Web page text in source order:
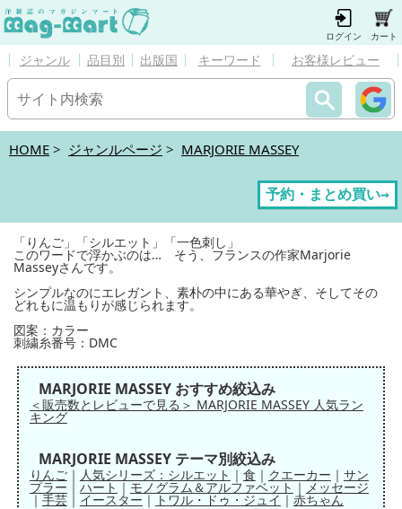
ログイン カート
ジャンル 品目別 出版国 キーワード お客様レビュー
HOME > ジャンルページ > MARJORIE MASSEY
予約・まとめ買い→
「りんご」「シルエット」「一色刺し」
このワードで浮かぶのは… そう、フランスの作家Marjorie
Masseyさんです。
シンプルなのにエレガント、素朴の中にある華やぎ、そしてその
どれもに温もりが感じられます。
図案：カラー
刺繍糸番号：DMC
MARJORIE MASSEY おすすめ絞込み
＜販売数とレビューで見る＞ MARJORIE MASSEY 人気ラン
キング
MARJORIE MASSEY テーマ別絞込み
りんご｜ 人気シリーズ：シルエット ｜ 食 ｜ クエーカー ｜ サン
プラー｜ハート｜モノグラム＆アルファベット｜メッセージ
｜手芸｜イースター｜トワル・ドゥ・ジュイ｜赤ちゃん